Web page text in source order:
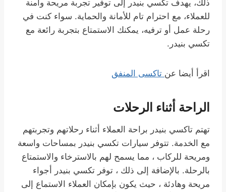
ذلك، يهدف تكسي بنيدر إلى توفير تجربة مريحة وآمنة
للعملاء، مع احترام تام للأمانة والحماية. سواء كنت في
رحلة عمل أو ترفيه، يمكنك الاستمتاع بتجربة رائعة مع
تكسي بنيدر.
اقرأ أيضا عن تاكسى المنفق
الراحة أثناء الرحلات
تهتم تاكسي بنيدر براحة العملاء أثناء رحلاتهم وتجربتهم
مع الخدمة. تتوفر سيارات تكسي بنيدر بمساحات واسعة
ومريحة للركاب ، مما يسمح لهم بالاسترخاء والاستمتاع
بالرحلة. بالإضافة إلى ذلك ، توفر تكسي بنيدر أجواء
مريحة وهادئة ، حيث يكون بإمكان العملاء الاستماع إلى